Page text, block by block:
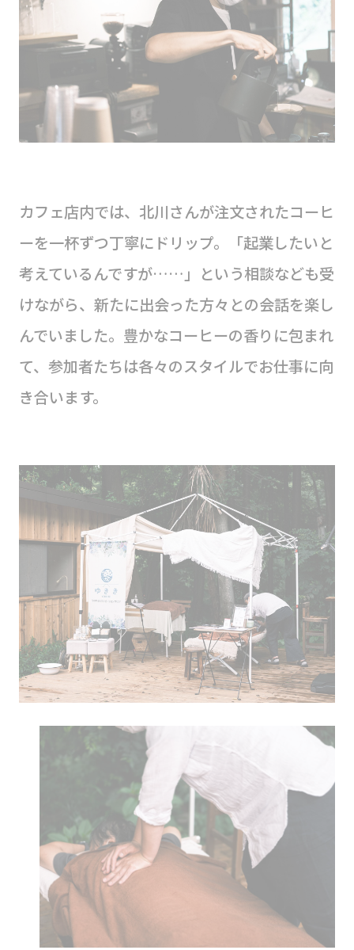
カフェ店内では、北川さんが注文されたコーヒ
ーを一杯ずつ丁寧にドリップ。「起業したいと
考えているんですが……」という相談なども受
けながら、新たに出会った方々との会話を楽し
んでいました。豊かなコーヒーの香りに包まれ
て、参加者たちは各々のスタイルでお仕事に向
き合います。